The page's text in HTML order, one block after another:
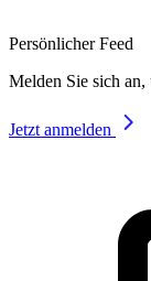
Persönlicher Feed
Melden Sie sich
Jetzt anmelden